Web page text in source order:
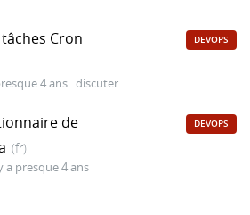
Cron
4 ans discuter
DEVOPS
de
(fr)
a presque 4 ans
DEVOPS